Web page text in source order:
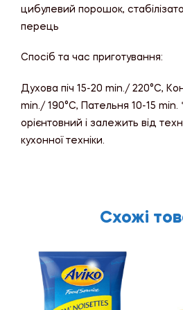
цибулевий порошок,
перець
Спосіб та час приготування:
Духова піч 15-20 min./ 220°C,
min./ 190°C, Пательня 10-15
орієнтовний і залежить від
кухонної техніки.
Схожі